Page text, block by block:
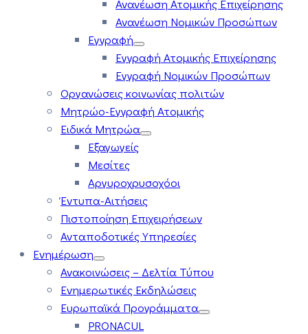
Ανανέωση Ατομικής Επιχείρησης
Ανανέωση Νομικών Προσώπων
Εγγραφή
Εγγραφή Ατομικής Επιχείρησης
Εγγραφή Νομικών Προσώπων
Οργανώσεις κοινωνίας πολιτών
Μητρώο-Εγγραφή Ατομικής
Ειδικά Μητρώα
Εξαγωγείς
Μεσίτες
Αργυροχρυσοχόοι
Έντυπα-Αιτήσεις
Πιστοποίηση Επιχειρήσεων
Ανταποδοτικές Υπηρεσίες
Ενημέρωση
Ανακοινώσεις – Δελτία Τύπου
Ενημερωτικές Εκδηλώσεις
Ευρωπαϊκά Προγράμματα
PRONACUL